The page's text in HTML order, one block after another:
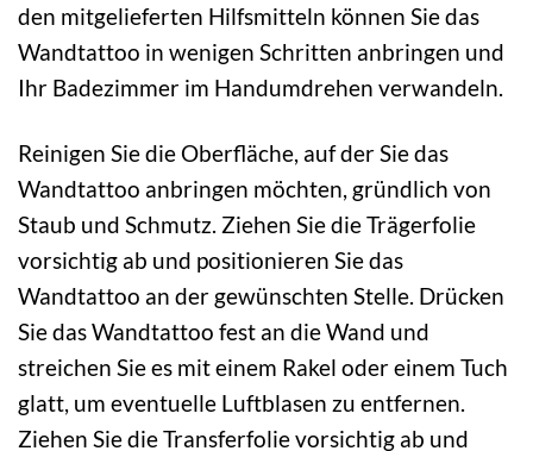
den mitgelieferten Hilfsmitteln können Sie das
Wandtattoo in wenigen Schritten anbringen und
Ihr Badezimmer im Handumdrehen verwandeln.
Reinigen Sie die Oberfläche, auf der Sie das
Wandtattoo anbringen möchten, gründlich von
Staub und Schmutz. Ziehen Sie die Trägerfolie
vorsichtig ab und positionieren Sie das
Wandtattoo an der gewünschten Stelle. Drücken
Sie das Wandtattoo fest an die Wand und
streichen Sie es mit einem Rakel oder einem Tuch
glatt, um eventuelle Luftblasen zu entfernen.
Ziehen Sie die Transferfolie vorsichtig ab und